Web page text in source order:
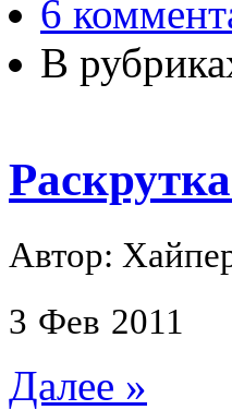
6
В
Автор:
3 Фев 2011
Далее »